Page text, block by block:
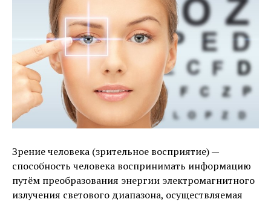
Зрение человека (зрительное восприятие) —
способность человека воспринимать информацию
путём преобразования энергии электромагнитного
излучения светового диапазона, осуществляемая